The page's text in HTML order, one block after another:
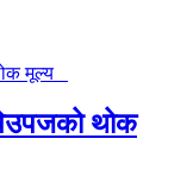
थोक